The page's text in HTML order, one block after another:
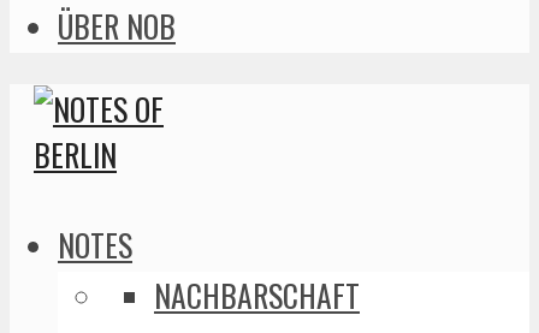
ÜBER NOB
NOTES
NACHBARSCHAFT